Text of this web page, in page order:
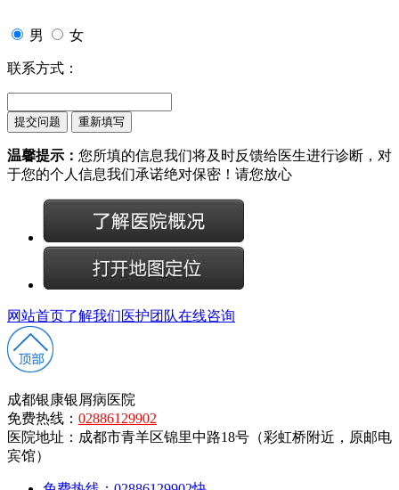
男 女
联系方式：
温馨提示： 您所填的信息我们将及时反馈给医生进行诊断，对
于您的个人信息我们承诺绝对保密！请您放心
网站首页了解我们医护团队在线咨询
成都银康银屑病医院
免费热线： 02886129902
医院地址：成都市青羊区锦里中路18号（彩虹桥附近，原邮电
宾馆）